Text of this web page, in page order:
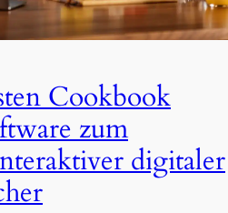
Cookbook
zum
digitaler